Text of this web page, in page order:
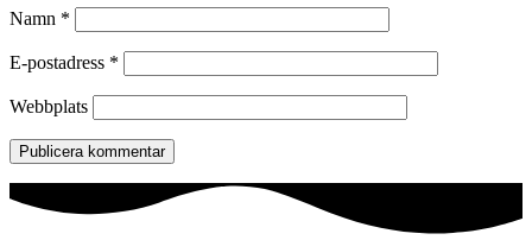
Namn *
E-postadress *
Webbplats